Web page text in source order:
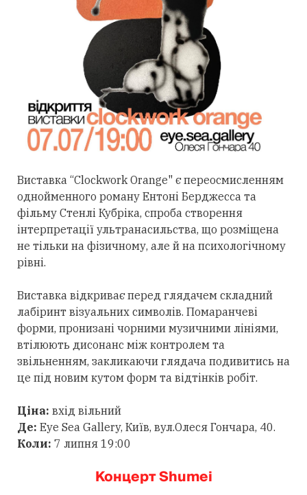
Виставка “Clockwork Orange" є переосмисленням
однойменного роману Ентоні Берджесса та
фільму Стенлі Кубріка, спроба створення
інтерпретації ультранасильства, що розміщена
не тільки на фізичному, але й на психологічному
рівні.
Виставка відкриває перед глядачем складний
лабіринт візуальних символів. Помаранчеві
форми, пронизані чорними музичними лініями,
втілюють дисонанс між контролем та
звільненням, закликаючи глядача подивитись на
це під новим кутом форм та відтінків робіт.
Ціна: вхід вільний
Де: Eye Sea Gallery, Київ, вул.Олеся Гончара, 40.
Коли: 7 липня 19:00
Концерт Shumei